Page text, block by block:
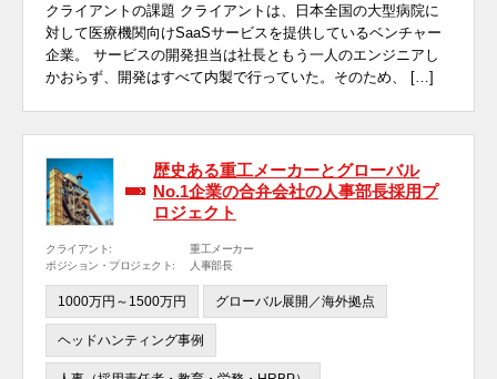
クライアントの課題 クライアントは、日本全国の大型病院に
対して医療機関向けSaaSサービスを提供しているベンチャー
企業。 サービスの開発担当は社長ともう一人のエンジニアし
かおらず、開発はすべて内製で行っていた。そのため、 […]
歴史ある重工メーカーとグローバル
No.1企業の合弁会社の人事部長採用プ
ロジェクト
クライアント:
重工メーカー
ポジション・プロジェクト:
人事部長
1000万円～1500万円 グローバル展開／海外拠点
ヘッドハンティング事例